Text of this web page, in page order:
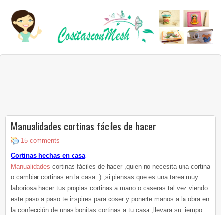
Manualidades cortinas fáciles de hacer
15 comments
Cortinas hechas en casa
Manualidades cortinas fáciles de hacer ,quien no necesita una cortina
o cambiar cortinas en la casa :) ,si piensas que es una tarea muy
laboriosa hacer tus propias cortinas a mano o caseras tal vez viendo
este paso a paso te inspires para coser y ponerte manos a la obra en
la confección de unas bonitas cortinas a tu casa ,llevara su tiempo